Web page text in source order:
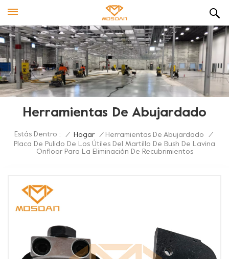
Herramientas De Abujardado
Estás Dentro : / Hogar / Herramientas De Abujardado
/
Placa De Pulido De Los Útiles Del Martillo De Bush De Lavina
Onfloor Para La Eliminación De Recubrimientos